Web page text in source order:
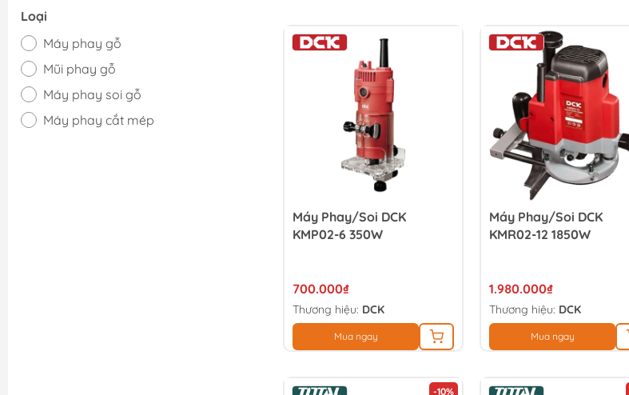
Máy Phay/Soi DCK
KMP02-6 350W
700.000₫
Thương hiệu: DCK
Mua ngay
Máy Phay/Soi DCK
KMR02-12 1850W
1.980.000₫
Thương hiệu: DCK
Mua ngay
-10%
Loại
Máy phay gỗ
Mũi phay gỗ
Máy phay soi gỗ
Máy phay cắt mép